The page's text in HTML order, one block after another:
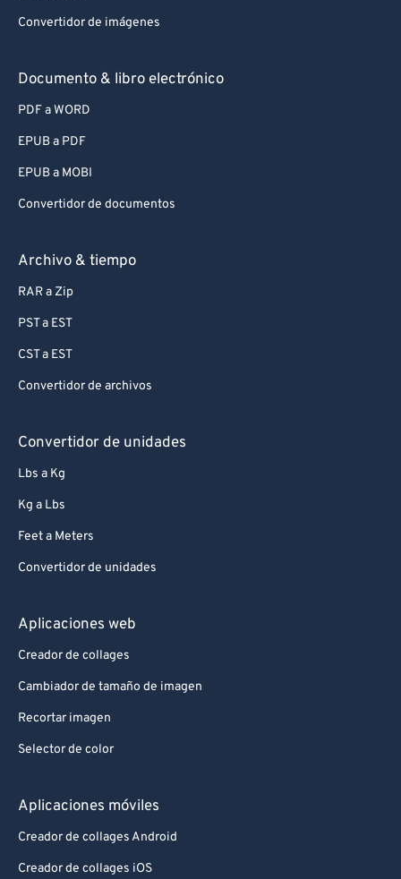
Convertidor de imágenes
Documento & libro electrónico
PDF a WORD
EPUB a PDF
EPUB a MOBI
Convertidor de documentos
Archivo & tiempo
RAR a Zip
PST a EST
CST a EST
Convertidor de archivos
Convertidor de unidades
Lbs a Kg
Kg a Lbs
Feet a Meters
Convertidor de unidades
Aplicaciones web
Creador de collages
Cambiador de tamaño de imagen
Recortar imagen
Selector de color
Aplicaciones móviles
Creador de collages Android
Creador de collages iOS